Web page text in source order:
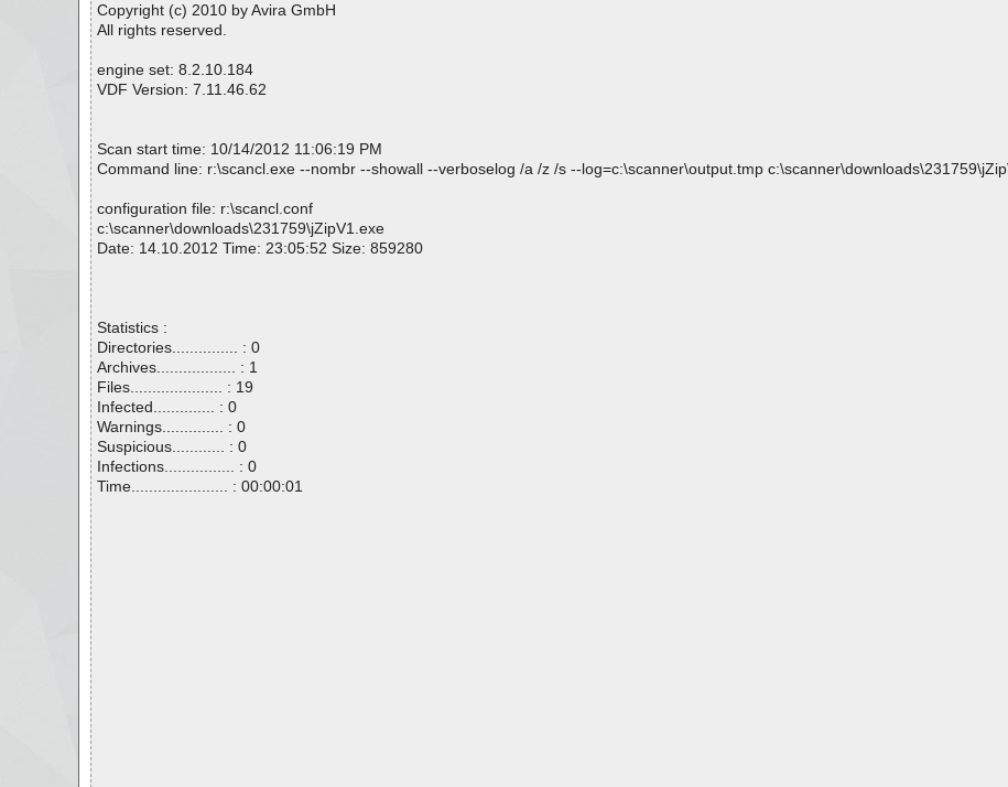
Copyright (c) 2010 by Avira GmbH
All rights reserved.
engine set: 8.2.10.184
VDF Version: 7.11.46.62
Scan start time: 10/14/2012 11:06:19 PM
Command line: r:\scancl.exe --nombr --showall --verboselog /a /z /s --log=c:\scanner\output.tmp
configuration file: r:\scancl.conf
c:\scanner\downloads\231759\jZipV1.exe
Date: 14.10.2012 Time: 23:05:52 Size: 859280
Statistics :
Directories............... : 0
Archives.................. : 1
Files..................... : 19
Infected.............. : 0
Warnings.............. : 0
Suspicious............ : 0
Infections................ : 0
Time...................... : 00:00:01